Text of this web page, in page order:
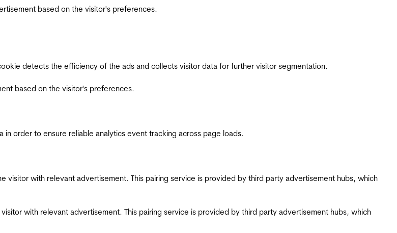
based on the visitor's preferences.
detects the efficiency of the ads and collects visitor data for further visitor segmentation.
based on the visitor's preferences.
order to ensure reliable analytics event tracking across page loads.
with relevant advertisement. This pairing service is provided by third party advertisement hubs, which
with relevant advertisement. This pairing service is provided by third party advertisement hubs, which